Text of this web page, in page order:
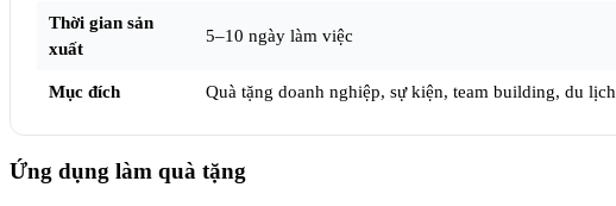
Thời gian sản
xuất
5–10 ngày làm việc
Mục đích Quà tặng doanh nghiệp, sự kiện, team building, du lịch
Ứng dụng làm quà tặng